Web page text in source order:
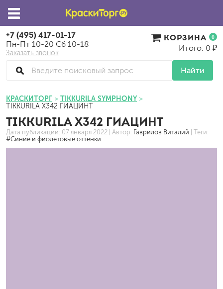
+7 (495) 417-01-17
Пн-Пт 10-20 Сб 10-18
Заказать звонок
Найти
КОРЗИНА 0
Итого: 0 ₽
КРАСКИТОРГ TIKKURILA SYMPHONY
TIKKURILA X342 ГИАЦИНТ
TIKKURILA X342 ГИАЦИНТ
Дата публикации: 07 января 2022 | Автор: Гаврилов Виталий | Теги:
#Синие и фиолетовые оттенки